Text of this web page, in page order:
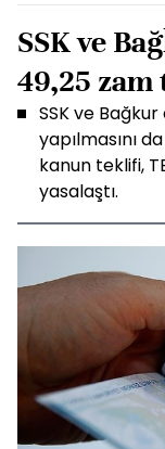
SSK ve
49,25 zam
SSK ve
yapılmasını
kanun teklifi,
yasalaştı.